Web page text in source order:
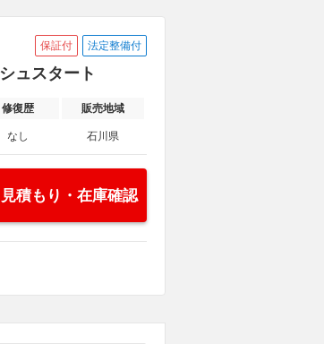
保証付 法定整備付
ュスタート
修復歴 販売地域
なし 石川県
見積もり・在庫確認